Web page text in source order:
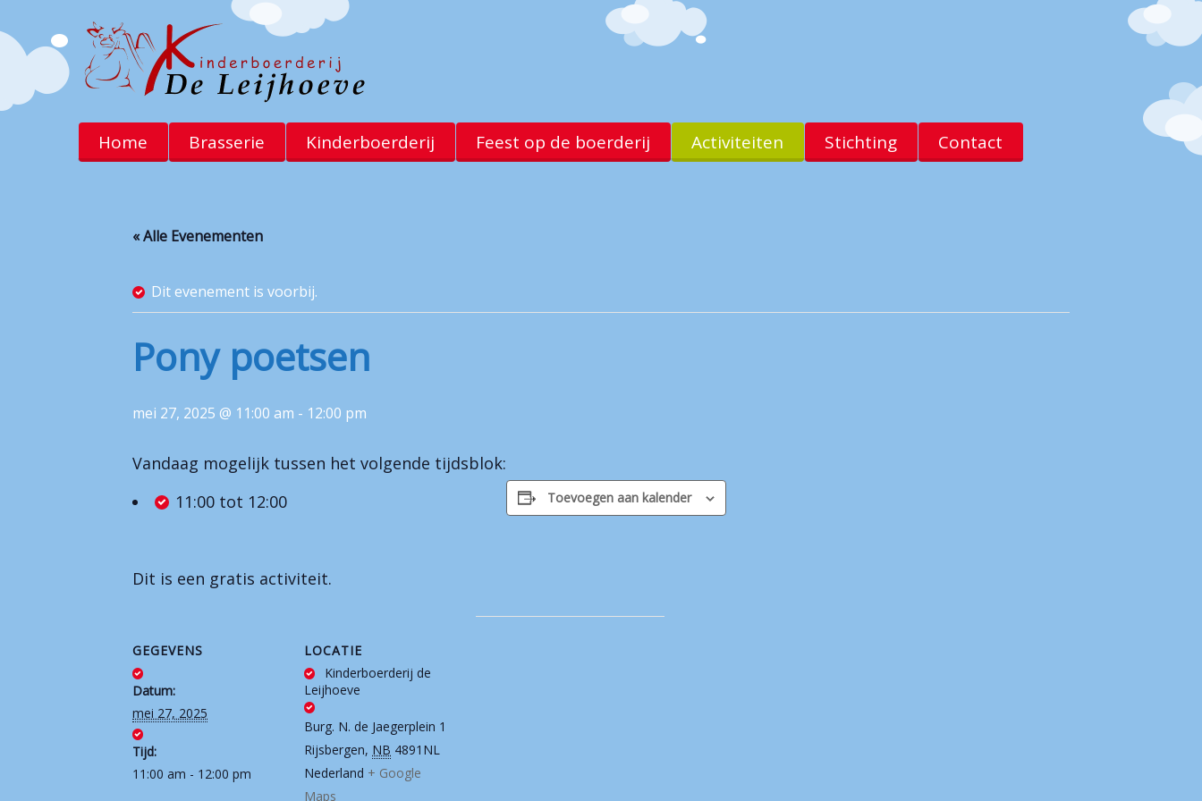
Home Brasserie Kinderboerderij Feest op de boerderij Activiteiten Stichting Contact
« Alle Evenementen
Dit evenement is voorbij.
Pony poetsen
mei 27, 2025 @ 11:00 am - 12:00 pm
Vandaag mogelijk tussen het volgende tijdsblok:
11:00 tot 12:00
Dit is een gratis activiteit.
Toevoegen aan kalender
GEGEVENS
Datum:
mei 27, 2025
Tijd:
11:00 am - 12:00 pm
LOCATIE
Kinderboerderij de
Leijhoeve
Burg. N. de Jaegerplein 1
Rijsbergen, NB 4891NL
Nederland + Google
Maps